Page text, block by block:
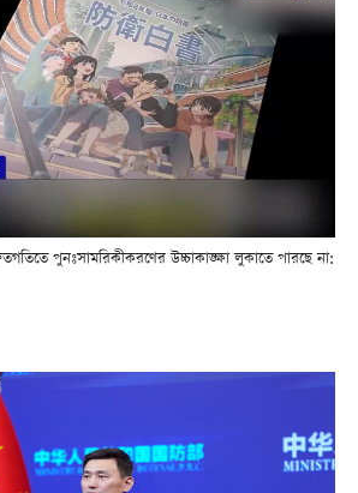
পুনঃসামরিকীকরণের উচ্চাকাঙ্ক্ষা লুকাতে পারছে না: